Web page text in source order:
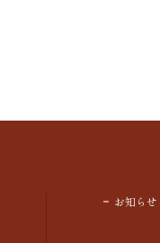
お知らせ